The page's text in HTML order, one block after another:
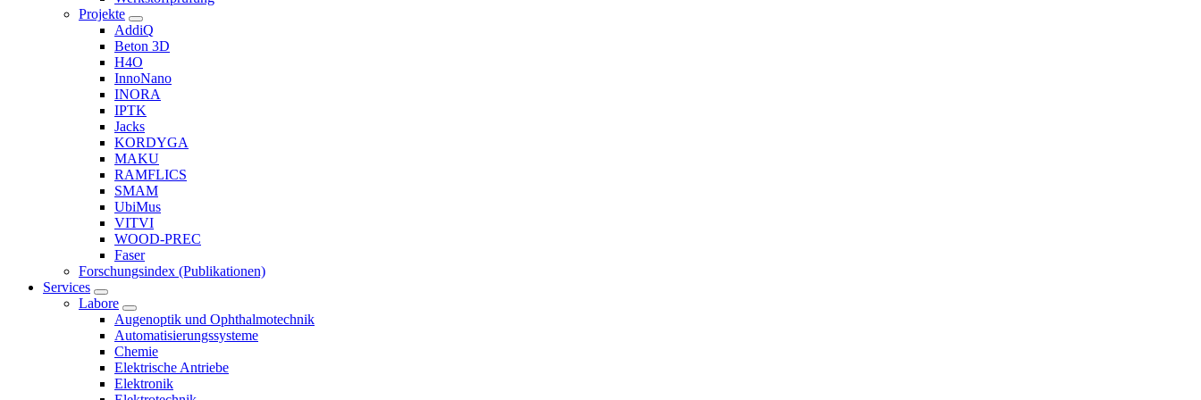
Projekte
AddiQ
Beton 3D
H4O
InnoNano
INORA
IPTK
Jacks
KORDYGA
MAKU
RAMFLICS
SMAM
UbiMus
VITVI
WOOD-PREC
Faser
Forschungsindex (Publikationen)
Services
Labore
Augenoptik und Ophthalmotechnik
Automatisierungssysteme
Chemie
Elektrische Antriebe
Elektronik